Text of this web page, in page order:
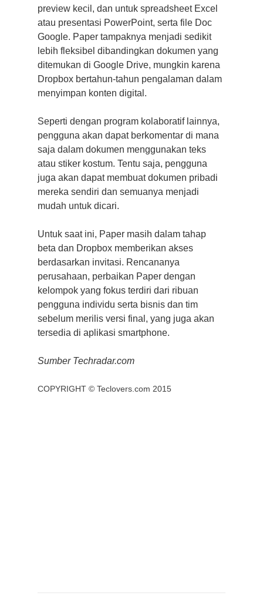
preview kecil, dan untuk spreadsheet Excel
atau presentasi PowerPoint, serta file Doc
Google. Paper tampaknya menjadi sedikit
lebih fleksibel dibandingkan dokumen yang
ditemukan di Google Drive, mungkin karena
Dropbox bertahun-tahun pengalaman dalam
menyimpan konten digital.
Seperti dengan program kolaboratif lainnya,
pengguna akan dapat berkomentar di mana
saja dalam dokumen menggunakan teks
atau stiker kostum. Tentu saja, pengguna
juga akan dapat membuat dokumen pribadi
mereka sendiri dan semuanya menjadi
mudah untuk dicari.
Untuk saat ini, Paper masih dalam tahap
beta dan Dropbox memberikan akses
berdasarkan invitasi. Rencananya
perusahaan, perbaikan Paper dengan
kelompok yang fokus terdiri dari ribuan
pengguna individu serta bisnis dan tim
sebelum merilis versi final, yang juga akan
tersedia di aplikasi smartphone.
Sumber Techradar.com
COPYRIGHT © Teclovers.com 2015